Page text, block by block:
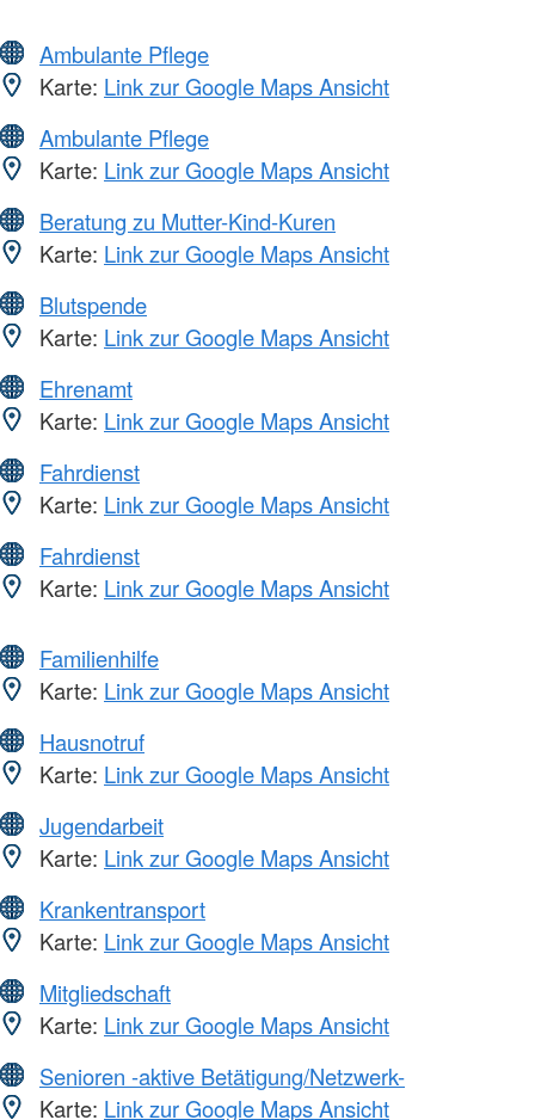
Ambulante Pflege
Karte: Link zur Google Maps Ansicht
Ambulante Pflege
Karte: Link zur Google Maps Ansicht
Beratung zu Mutter-Kind-Kuren
Karte: Link zur Google Maps Ansicht
Blutspende
Karte: Link zur Google Maps Ansicht
Ehrenamt
Karte: Link zur Google Maps Ansicht
Fahrdienst
Karte: Link zur Google Maps Ansicht
Fahrdienst
Karte: Link zur Google Maps Ansicht
Familienhilfe
Karte: Link zur Google Maps Ansicht
Hausnotruf
Karte: Link zur Google Maps Ansicht
Jugendarbeit
Karte: Link zur Google Maps Ansicht
Krankentransport
Karte: Link zur Google Maps Ansicht
Mitgliedschaft
Karte: Link zur Google Maps Ansicht
Senioren -aktive Betätigung/Netzwerk-
Karte: Link zur Google Maps Ansicht